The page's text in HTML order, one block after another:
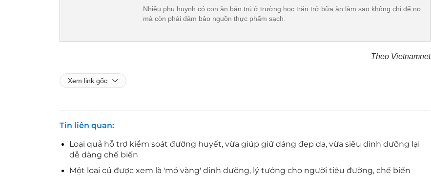
Nhiều phụ huynh có con ăn bán trú ở trường học trăn trở bữa ăn làm sao không chỉ để no
mà còn phải đảm bảo nguồn thực phẩm sạch.
Theo Vietnamnet
Xem link gốc
Tin liên quan
Loại quả hỗ trợ kiểm soát đường huyết, vừa giúp giữ dáng đẹp da, vừa siêu dinh dưỡng lại
dễ dàng chế biến
Một loại củ được xem là 'mỏ vàng' dinh dưỡng, lý tưởng cho người tiểu đường, chế biến